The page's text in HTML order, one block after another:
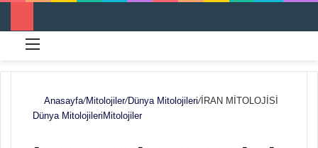
Anasayfa/Mitolojiler/Dünya Mitolojileri/İRAN MİTOLOJİSİ
Dünya Mitolojileri Mitolojiler